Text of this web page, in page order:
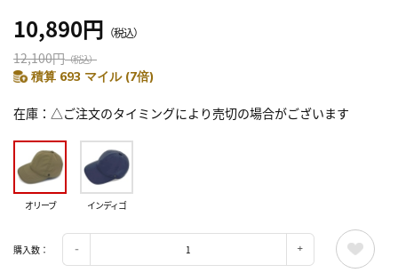
10,890円 （税込）
12,100円（税込）
積算 693 マイル (7倍)
在庫 △ご注文のタイミングにより売切の場合がございます
オリーブ インディゴ
購入数：